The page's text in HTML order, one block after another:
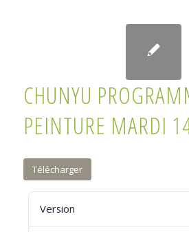
CHUNYU
PEINTURE MARDI
Télécharger
Version